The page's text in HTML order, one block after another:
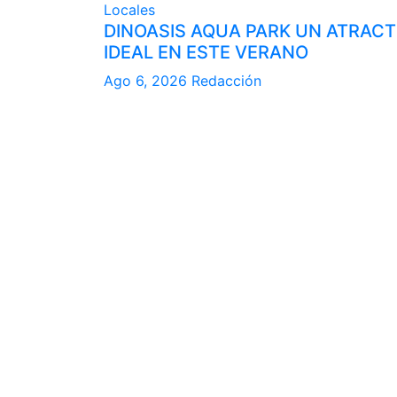
Locales
DINOASIS AQUA PARK UN
IDEAL EN ESTE VERANO
Ago 6, 2026 Redacción